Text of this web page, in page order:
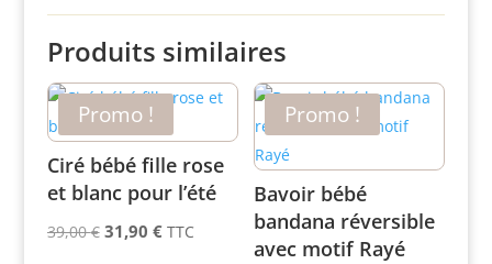
Produits similaires
Promo !
Ciré bébé fille rose
et blanc pour l’été
39,00€ Le
31,90 €Le
TTC
Promo !
Bavoir bébé
bandana réversible
avec motif Rayé